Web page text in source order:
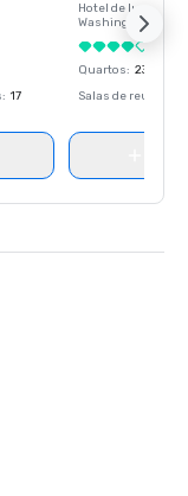
: 17
Hotel de luxo em
Washington
Quartos: 237
Salas de reuniões